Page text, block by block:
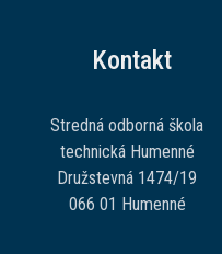
Kontakt
Stredná odborná škola
technická Humenné
Družstevná 1474/19
066 01 Humenné